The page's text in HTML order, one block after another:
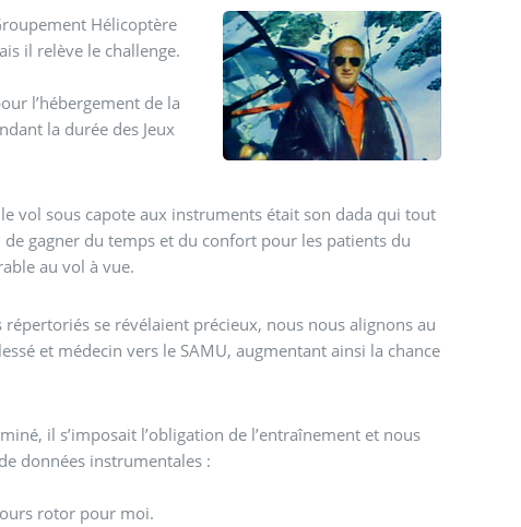
Hélicoptère
il relève le challenge.
l’hébergement de la
la durée des Jeux
vol sous capote aux instruments était son dada qui tout
gagner du temps et du confort pour les patients du
au vol à vue.
se révélaient précieux, nous nous alignons au
et médecin vers le SAMU, augmentant ainsi la chance
il s’imposait l’obligation de l’entraînement et nous
données instrumentales :
rotor pour moi.